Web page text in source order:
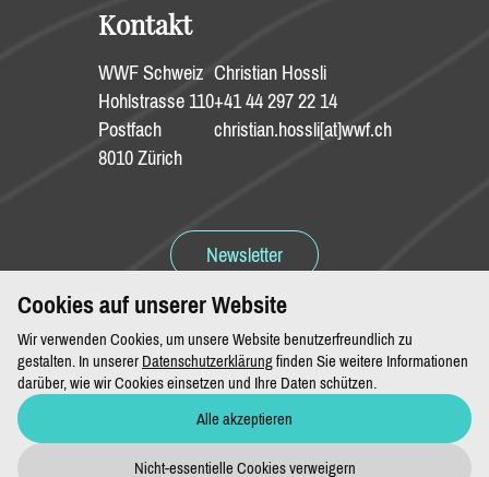
Kontakt
WWF Schweiz
Hohlstrasse 110
Postfach
8010 Zürich
Christian Hossli
+41 44 297 22 14
christian.hossli[at]wwf.ch
Newsletter
Spenden
Impressum & Datenschutz
Cookies auf unserer Website
Wir verwenden Cookies, um unsere Website benutzerfreundlich zu
gestalten. In unsererDatenschutzerklärungfinden Sie weitere Informationen
darüber, wie wir Cookies einsetzen und Ihre Daten schützen.
Alle akzeptieren
Nicht-essentielle Cookies verweigern